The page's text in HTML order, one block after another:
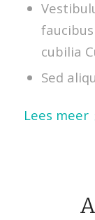
cubilia
Sed
Lees meer